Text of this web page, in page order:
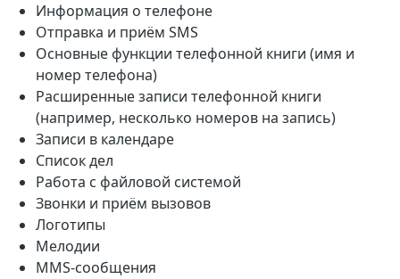
Информация о телефоне
Отправка и приём SMS
Основные функции телефонной книги (имя и
номер телефона)
Расширенные записи телефонной книги
(например, несколько номеров на запись)
Записи в календаре
Список дел
Работа с файловой системой
Звонки и приём вызовов
Логотипы
Мелодии
MMS-сообщения